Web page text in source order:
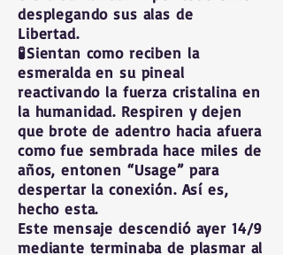
desplegando sus alas de
Libertad.
🧪Sientan como reciben la
esmeralda en su pineal
reactivando la fuerza cristalina en
la humanidad. Respiren y dejen
que brote de adentro hacia afuera
como fue sembrada hace miles de
años, entonen “Usage” para
despertar la conexión. Así es,
hecho esta.
Este mensaje descendió ayer 14/9
mediante terminaba de plasmar al